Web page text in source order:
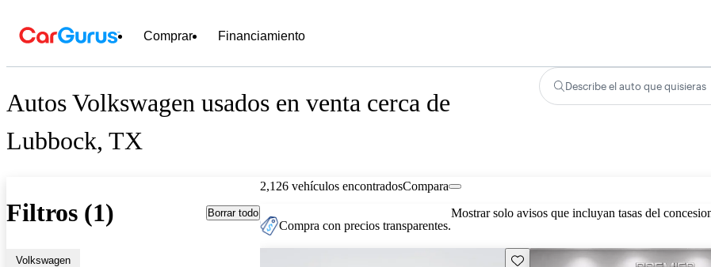
Comprar Financiamiento
Autos Volkswagen usados en venta cerca de
Lubbock, TX
Describe el auto que quisieras
Filtros (1) Borrar todo
Volkswagen
2,126 vehículos encontradosCompara
Compra con precios transparentes.
Mostrar solo avisos que incluyan tasas del
Guarda este Aviso